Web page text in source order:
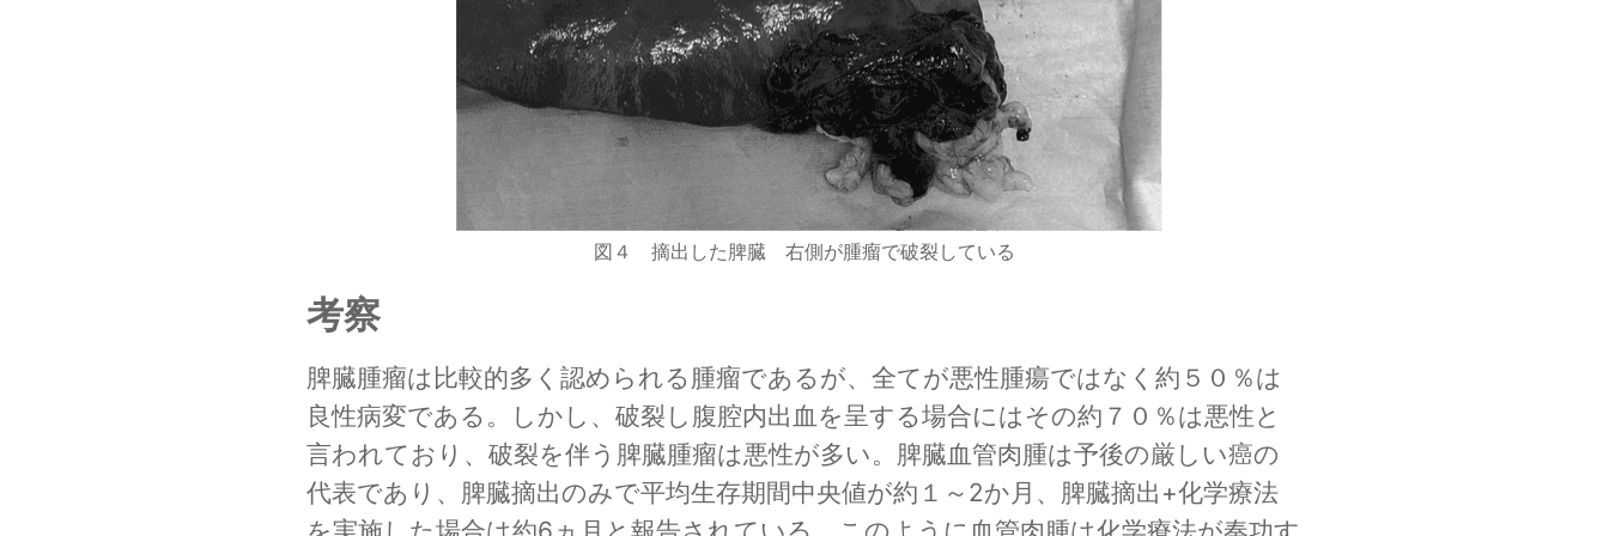
図４ 摘出した脾臓 右側が腫瘤で破裂している
考察
脾臓腫瘤は比較的多く認められる腫瘤であるが、全てが悪性腫瘍ではなく約５０％は
良性病変である。しかし、破裂し腹腔内出血を呈する場合にはその約７０％は悪性と
言われており、破裂を伴う脾臓腫瘤は悪性が多い。脾臓血管肉腫は予後の厳しい癌の
代表であり、脾臓摘出のみで平均生存期間中央値が約１～2か月、脾臓摘出+化学療法